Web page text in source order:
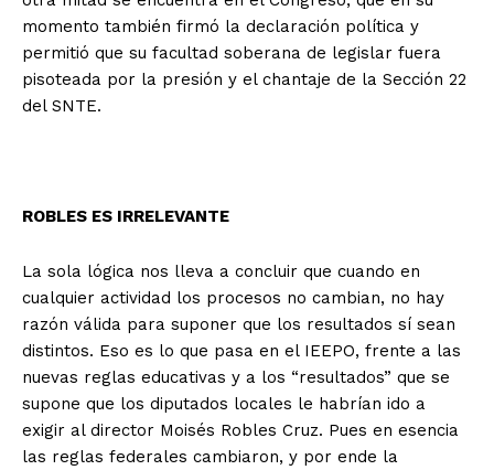
momento también firmó la declaración política y
permitió que su facultad soberana de legislar fuera
pisoteada por la presión y el chantaje de la Sección 22
del SNTE.
ROBLES ES IRRELEVANTE
La sola lógica nos lleva a concluir que cuando en
cualquier actividad los procesos no cambian, no hay
razón válida para suponer que los resultados sí sean
distintos. Eso es lo que pasa en el IEEPO, frente a las
nuevas reglas educativas y a los “resultados” que se
supone que los diputados locales le habrían ido a
exigir al director Moisés Robles Cruz. Pues en esencia
las reglas federales cambiaron, y por ende la